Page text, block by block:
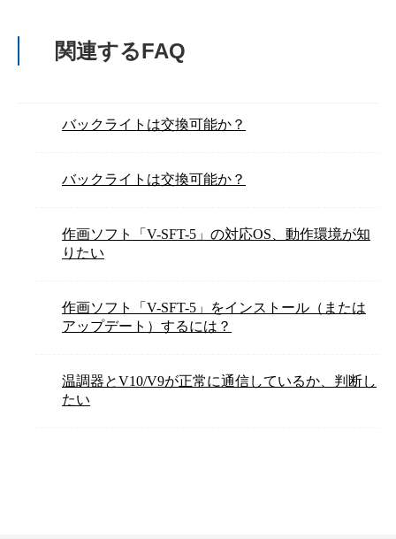
関連するFAQ
バックライトは交換可能か？
バックライトは交換可能か？
作画ソフト「V-SFT-5」の対応OS、動作環境が知
りたい
作画ソフト「V-SFT-5」をインストール（または
アップデート）するには？
温調器とV10/V9が正常に通信しているか、判断し
たい